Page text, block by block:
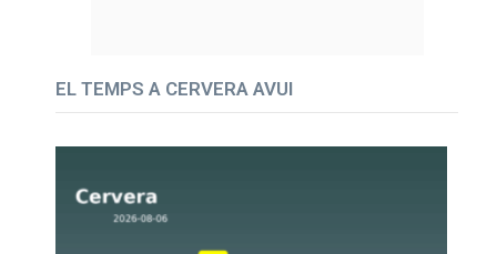
EL TEMPS A CERVERA AVUI